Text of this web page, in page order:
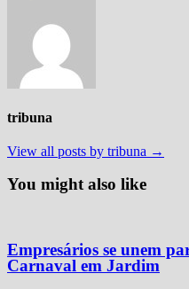
tribuna
View all posts by tribuna →
You might also like
Empresários se unem
Carnaval em Jardim